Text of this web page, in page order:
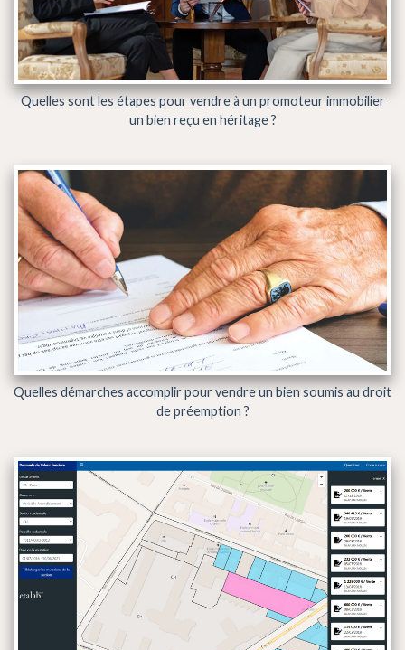
Quelles sont les étapes pour vendre à un promoteur immobilier
un bien reçu en héritage ?
Quelles démarches accomplir pour vendre un bien soumis au droit
de préemption ?